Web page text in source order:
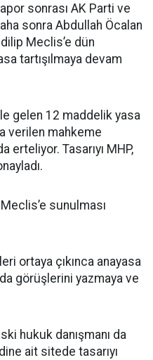
sonrası AK Parti ve
sonra Abdullah Öcalan
Meclis’e dün
tartışılmaya devam
gelen 12 maddelik yasa
verilen mahkeme
erteliyor. Tasarıyı MHP,
sunulması
ortaya çıkınca anayasa
görüşlerini yazmaya ve
hukuk danışmanı da
ait sitede tasarıyı